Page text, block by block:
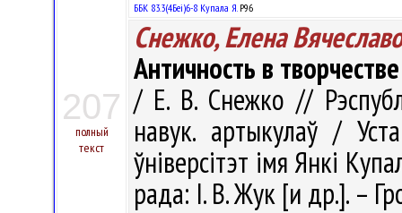
207
полный
текст
ББК 83.3(4Беі)6-8 Купала Я.Р96
Снежко, Елена
Античность в
/ Е. В. Снежко //
навук. артыкулаў /
ўніверсітэт імя Янкі
рада: І. В. Жук [и др.]. –